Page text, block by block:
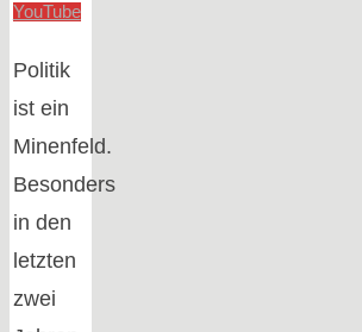
YouTube
Politik
ist ein
Minenfeld.
Besonders
in den
letzten
zwei